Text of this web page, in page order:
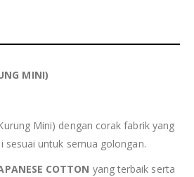
MINI)
Mini) dengan corak fabrik yang
sesuai untuk semua golongan.
COTTON yang terbaik serta